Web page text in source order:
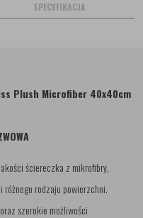
SPECYFIKACJA
Plush Microfiber 40x40cm
ściereczka z mikrofibry,
rodzaju powierzchni.
szerokie możliwości